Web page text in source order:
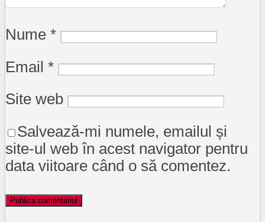
Nume *
Email *
Site web
Salvează-mi numele, emailul și
site-ul web în acest navigator pentru
data viitoare când o să comentez.